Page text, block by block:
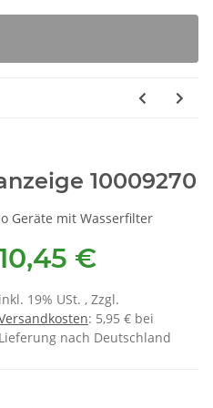
10009270
Geräte mit Wasserfilter
€
inkl. 19% USt. , Zzgl.
: 5,95 € bei
Lieferung nach Deutschland